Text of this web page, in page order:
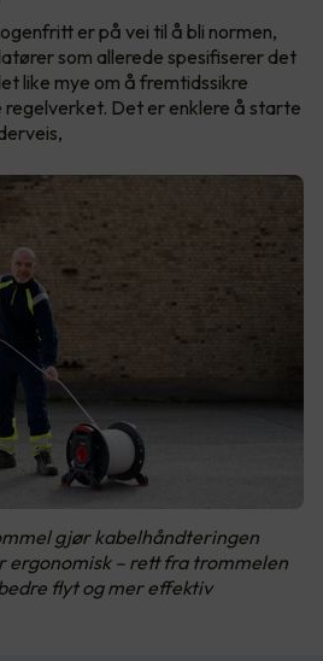
er på vei til å bli normen,
som allerede spesifiserer det
like mye om å fremtidssikre
Det er enklere å starte
gjør kabelhåndteringen
ergonomisk – rett fra trommelen
flyt og mer effektiv